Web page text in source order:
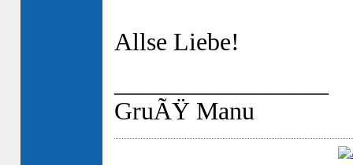
Allse Liebe!
GruÃŸ Manu